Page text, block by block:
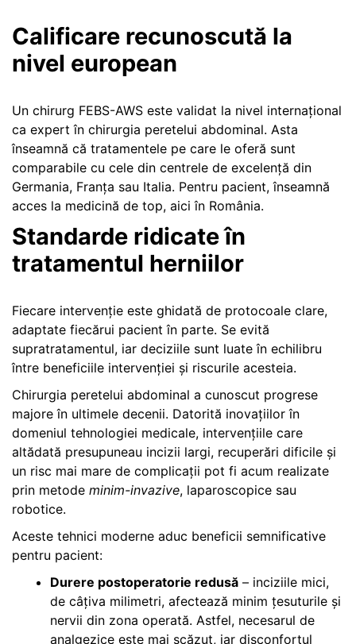
Calificare recunoscută la
nivel european
Un chirurg FEBS-AWS este validat la nivel internațional
ca expert în chirurgia peretelui abdominal. Asta
înseamnă că tratamentele pe care le oferă sunt
comparabile cu cele din centrele de excelență din
Germania, Franța sau Italia. Pentru pacient, înseamnă
acces la medicină de top, aici în România.
Standarde ridicate în
tratamentul herniilor
Fiecare intervenție este ghidată de protocoale clare,
adaptate fiecărui pacient în parte. Se evită
supratratamentul, iar deciziile sunt luate în echilibru
între beneficiile intervenției și riscurile acesteia.
Chirurgia peretelui abdominal a cunoscut progrese
majore în ultimele decenii. Datorită inovațiilor în
domeniul tehnologiei medicale, intervențiile care
altădată presupuneau incizii largi, recuperări dificile și
un risc mai mare de complicații pot fi acum realizate
prin metode minim-invazive, laparoscopice sau
robotice.
Aceste tehnici moderne aduc beneficii semnificative
pentru pacient:
Durere postoperatorie redusă – inciziile mici,
de câțiva milimetri, afectează minim țesuturile și
nervii din zona operată. Astfel, necesarul de
analgezice este mai scăzut, iar disconfortul